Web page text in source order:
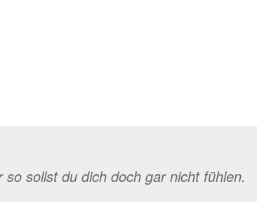
sollst du dich doch gar nicht fühlen.